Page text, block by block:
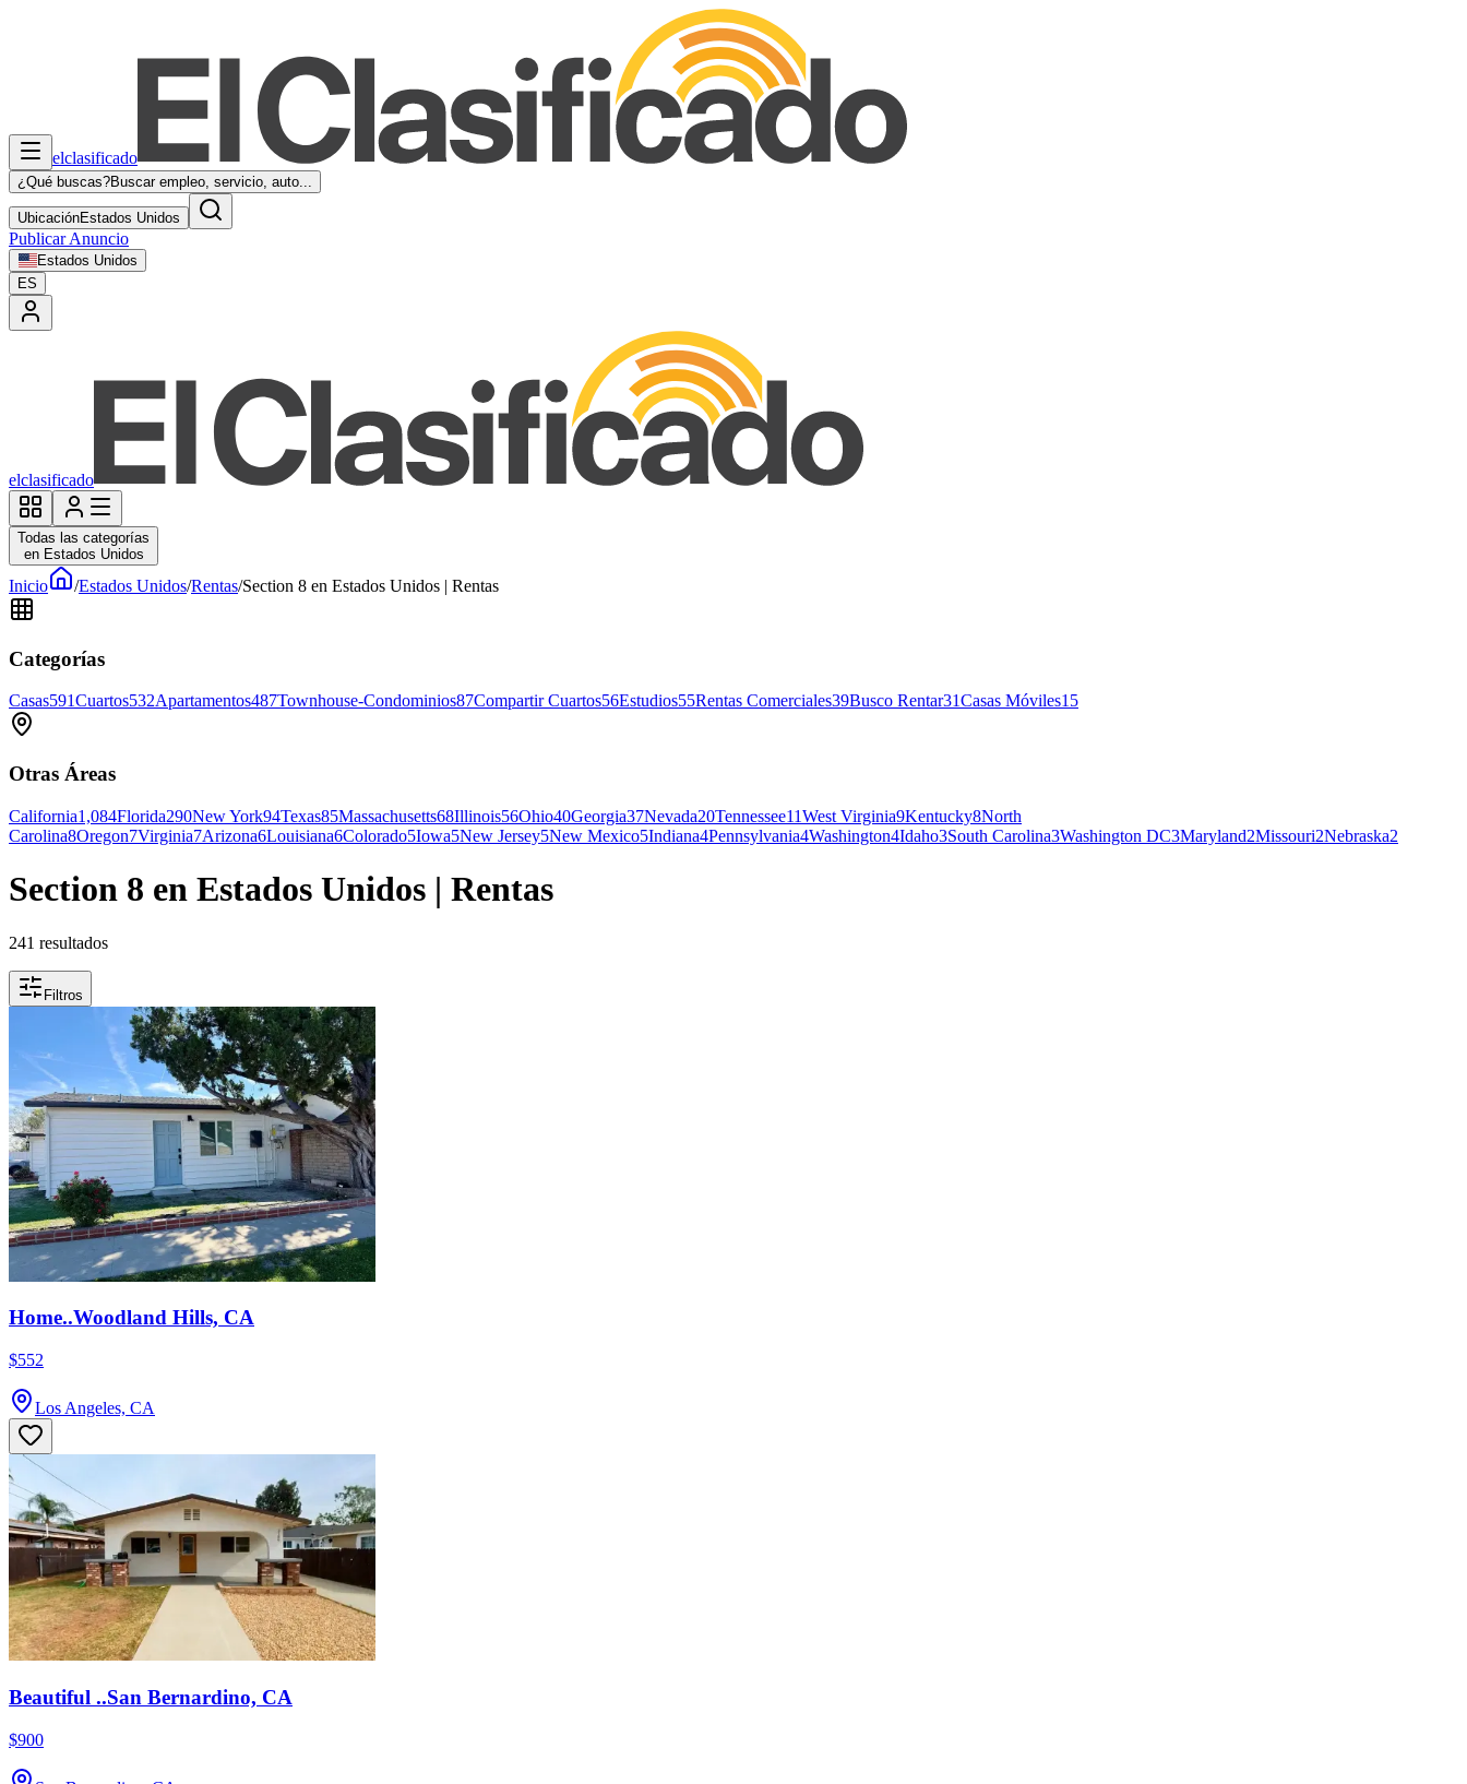
elclasificado
¿Qué buscas?Buscar empleo, servicio, auto...
UbicaciónEstados Unidos
Publicar Anuncio
Estados Unidos
ES
elclasificado
Todas las categorías
en Estados Unidos
Inicio /Estados Unidos/Rentas/Section 8 en Estados Unidos | Rentas
Categorías
Casas591Cuartos532Apartamentos487Townhouse-Condominios87Compartir Cuartos56Estudios55Rentas Comerciales39Busco Rentar31Casas Móviles15
Otras Áreas
California1,084Florida290New York94Texas85Massachusetts68Illinois56Ohio40Georgia37Nevada20Tennessee11West Virginia9Kentucky8North
Carolina8Oregon7Virginia7Arizona6Louisiana6Colorado5Iowa5New Jersey5New Mexico5Indiana4Pennsylvania4Washington4Idaho3South Carolina3Washington DC3Maryland2Missouri2Nebraska2
Section 8 en Estados Unidos | Rentas
241 resultados
Filtros
Home..Woodland Hills, CA
$552
Los Angeles, CA
Beautiful ..San Bernardino, CA
$900